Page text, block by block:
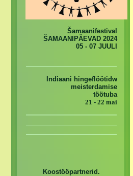
Šamaanifestival
ŠAMAANIPÄEVAD 2024
05 - 07 JUULI
Indiaani hingeflöötidw
meisterdamise
töötuba
21 - 22 mai
Koostööpartnerid.